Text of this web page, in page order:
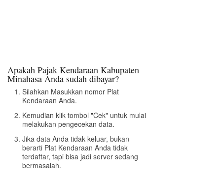
Apakah Pajak Kendaraan Kabupaten
Minahasa Anda sudah dibayar?
Silahkan Masukkan nomor Plat
Kendaraan Anda.
Kemudian klik tombol "Cek" untuk mulai
melakukan pengecekan data.
Jika data Anda tidak keluar, bukan
berarti Plat Kendaraan Anda tidak
terdaftar, tapi bisa jadi server sedang
bermasalah.